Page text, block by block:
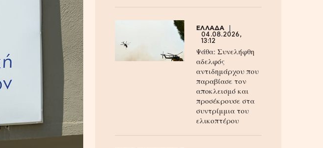
ΕΛΛΑΔΑ
04.08.2026,
13:12
Ψάθα: Συνελήφθη
αδελφός
αντιδημάρχου που
παραβίασε τον
αποκλεισμό και
προσέκρουσε στα
συντρίμμια του
ελικοπτέρου